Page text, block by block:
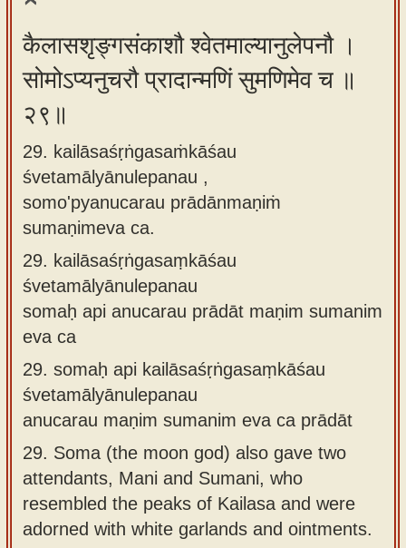
कैलासशृङ्गसंकाशौ श्वेतमाल्यानुलेपनौ ।
सोमोऽप्यनुचरौ प्रादान्मणिं सुमणिमेव च ॥
२९॥
29. kailāsaśṛṅgasaṁkāśau
śvetamālyānulepanau ,
somo'pyanucarau prādānmaṇiṁ
sumaṇimeva ca.
29. kailāsaśṛṅgasaṃkāśau
śvetamālyānulepanau
somaḥ api anucarau prādāt maṇim sumanim
eva ca
29. somaḥ api kailāsaśṛṅgasaṃkāśau
śvetamālyānulepanau
anucarau maṇim sumanim eva ca prādāt
29. Soma (the moon god) also gave two
attendants, Mani and Sumani, who
resembled the peaks of Kailasa and were
adorned with white garlands and ointments.